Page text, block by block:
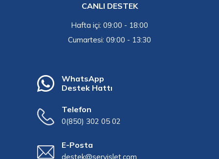
CANLI DESTEK
Hafta içi: 09:00 - 18:00
Cumartesi: 09:00 - 13:30
WhatsApp
Destek Hattı
Telefon
0(850) 302 05 02
E-Posta
destek@servislet.com